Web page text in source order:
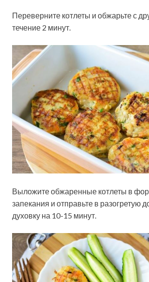
Переверните котлеты и обжарьте с
течение 2 минут.
Выложите обжаренные котлеты в
запекания и отправьте в разогретую
духовку на 10-15 минут.